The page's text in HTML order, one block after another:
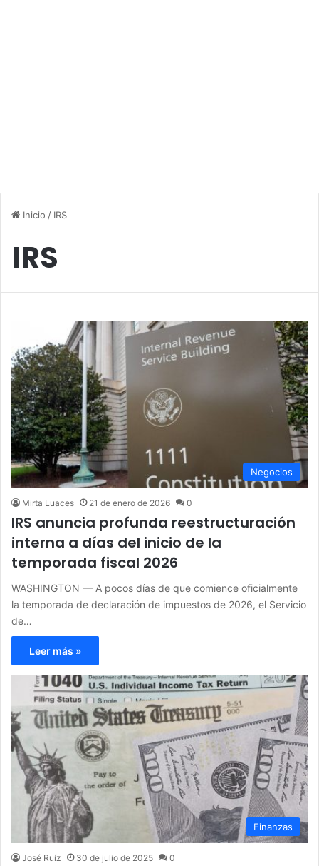
Inicio / IRS
IRS
Negocios
Mirta Luaces 21 de enero de 2026 0
IRS anuncia profunda reestructuración
interna a días del inicio de la
temporada fiscal 2026
WASHINGTON — A pocos días de que comience oficialmente
la temporada de declaración de impuestos de 2026, el Servicio
de…
Leer más »
Finanzas
José Ruíz 30 de julio de 2025 0